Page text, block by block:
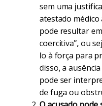
sem uma
atestado
pode resultar
coercitiva”, ou
lo à força para
disso, a
pode ser
de fuga ou